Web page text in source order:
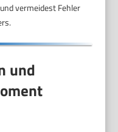
vermeidest Fehler
und